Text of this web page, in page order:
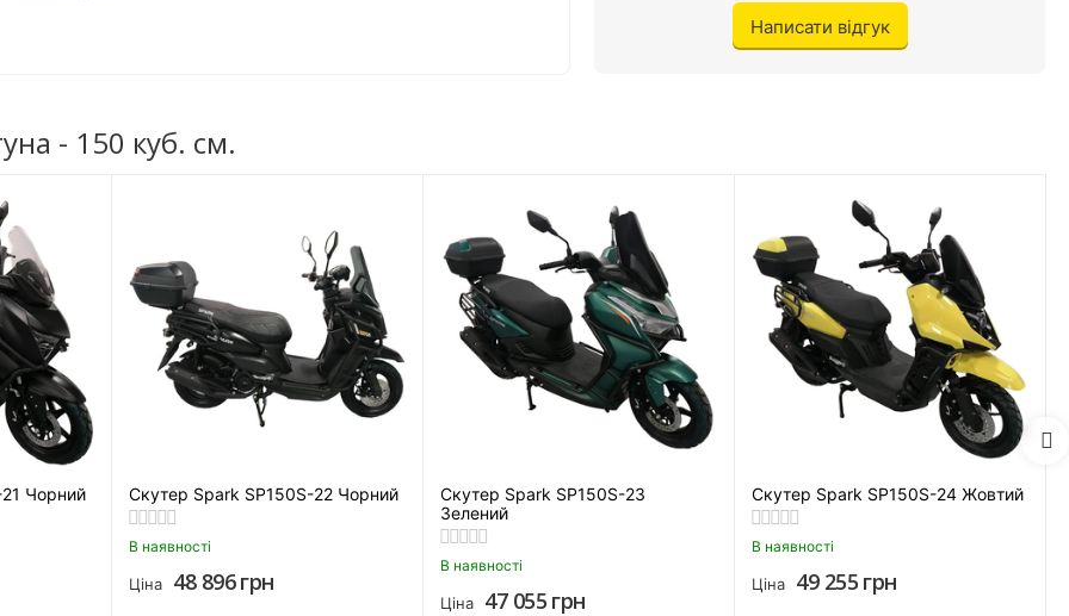
Написати відгук
- 150 куб. см.
Чорний Скутер Spark SP150S-22 Чорний
В наявності
Ціна 48 896грн
Скутер Spark SP150S-23
Зелений
В наявності
Ціна 47 055 грн
Скутер Spark SP150S-24 Жовтий
В наявності
Ціна 49 255 грн